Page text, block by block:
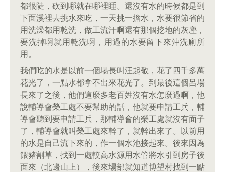
都很陡，砍到哪就在哪裡睡。還沒有水的時候都是到
下面溪裡去挑水來吃，一天挑一擔水，水要很節省的
用洗澡都用乾洗，做工流汗啊還有那個挖地的灰塵，
要洗掉啊就用乾洗啊，用過的水要留下來沖洗廁所
用。
我們吃的水是以前一個場長叫汪起敬，花了四千多萬
花光了，一點水都拿不出來花光了。到最後這個呂場
長來了之後，他們這麼多老百姓沒有水怎麼過啊，他
說輔導會榮工處不要幫助的話，他就要申請工兵，輔
導會聽到要申請工兵，那輔導會的榮工處就沒有面子
了，輔導會就叫榮工處來幹了，就幹出來了。以前用
的水是自己流下來的，作一個水池接起來。後來因為
餵豬割草，找到一處較高水源用水管將水引到房子後
面來（北邊山上），後來場部就知道博望村找到一點